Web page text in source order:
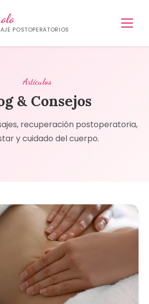
POSTOPERATORIOS
Artículos
& Consejos
recuperación postoperatoria,
y cuidado del cuerpo.